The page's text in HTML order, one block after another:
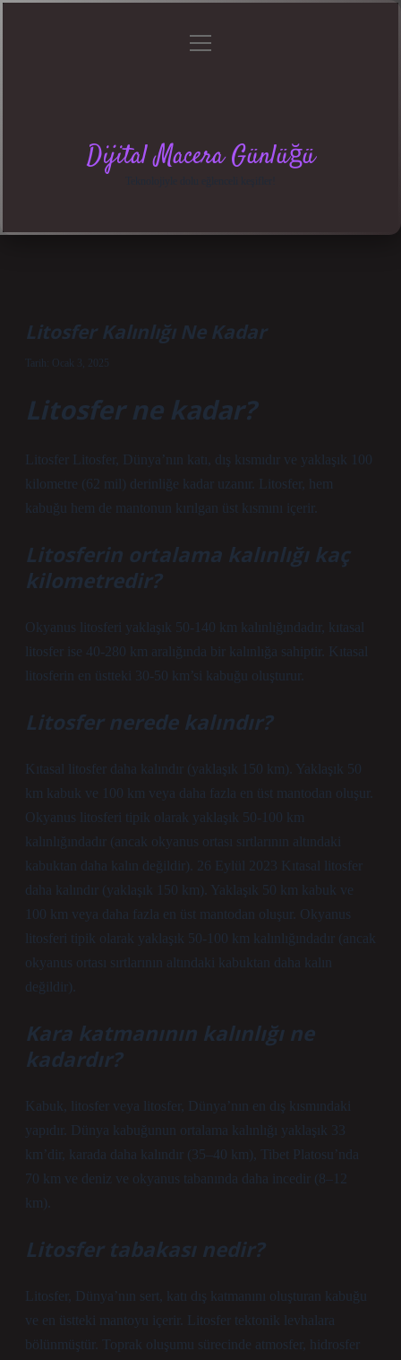
menüyü
Dijital Macera Günlüğü
Litosfer Kalınlığı Ne Kadar
Tarih: Ocak 3, 2025
Litosfer ne kadar?
Litosfer Litosfer, Dünya’nın katı, dış kısmıdır ve yaklaşık 100
kilometre (62 mil) derinliğe kadar uzanır. Litosfer, hem
kabuğu hem de mantonun kırılgan üst kısmını içerir.
Litosferin ortalama kalınlığı kaç
kilometredir?
Okyanus litosferi yaklaşık 50-140 km kalınlığındadır, kıtasal
litosfer ise 40-280 km aralığında bir kalınlığa sahiptir. Kıtasal
litosferin en üstteki 30-50 km’si kabuğu oluşturur.
Litosfer nerede kalındır?
Kıtasal litosfer daha kalındır (yaklaşık 150 km). Yaklaşık 50
km kabuk ve 100 km veya daha fazla en üst mantodan oluşur.
Okyanus litosferi tipik olarak yaklaşık 50-100 km
kalınlığındadır (ancak okyanus ortası sırtlarının altındaki
kabuktan daha kalın değildir). 26 Eylül 2023 Kıtasal litosfer
daha kalındır (yaklaşık 150 km). Yaklaşık 50 km kabuk ve
100 km veya daha fazla en üst mantodan oluşur. Okyanus
litosferi tipik olarak yaklaşık 50-100 km kalınlığındadır (ancak
okyanus ortası sırtlarının altındaki kabuktan daha kalın
değildir).
Kara katmanının kalınlığı ne
kadardır?
Kabuk, litosfer veya litosfer, Dünya’nın en dış kısmındaki
yapıdır. Dünya kabuğunun ortalama kalınlığı yaklaşık 33
km’dir, karada daha kalındır (35–40 km), Tibet Platosu’nda
70 km ve deniz ve okyanus tabanında daha incedir (8–12
km).
Litosfer tabakası nedir?
Litosfer, Dünya’nın sert, katı dış katmanını oluşturan kabuğu
ve en üstteki mantoyu içerir. Litosfer tektonik levhalara
bölünmüştür. Toprak oluşumu sürecinde atmosfer, hidrosfer